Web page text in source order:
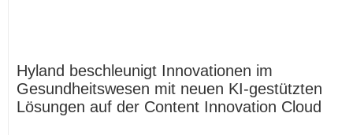
Hyland beschleunigt Innovationen im
Gesundheitswesen mit neuen KI-gestützten
Lösungen auf der Content Innovation Cloud